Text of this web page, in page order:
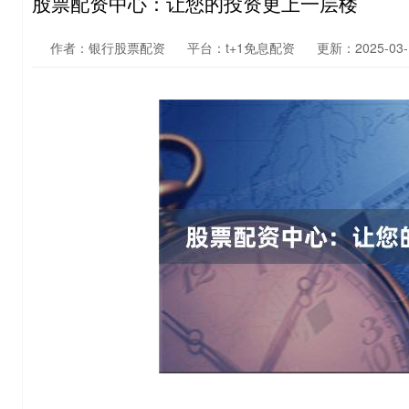
作者：银行股票配资 平台：t+1免息配资 更新：2025-